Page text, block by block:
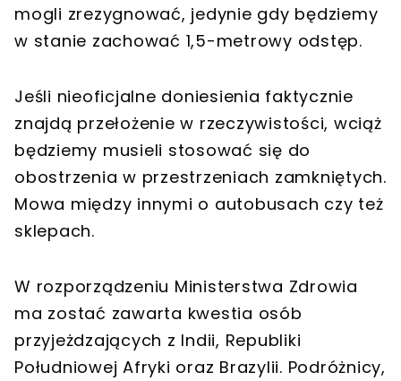
mogli zrezygnować, jedynie gdy będziemy
w stanie zachować 1,5-metrowy odstęp.
Jeśli nieoficjalne doniesienia faktycznie
znajdą przełożenie w rzeczywistości, wciąż
będziemy musieli stosować się do
obostrzenia w przestrzeniach zamkniętych.
Mowa między innymi o autobusach czy też
sklepach.
W rozporządzeniu Ministerstwa Zdrowia
ma zostać zawarta kwestia osób
przyjeżdzających z Indii, Republiki
Południowej Afryki oraz Brazylii. Podróżnicy,